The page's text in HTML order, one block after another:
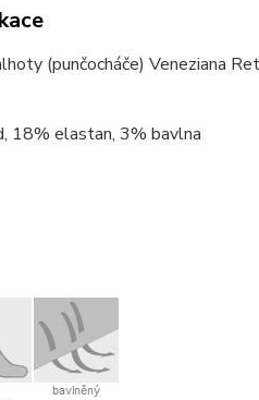
(punčocháče) Veneziana
18% elastan, 3% bavlna